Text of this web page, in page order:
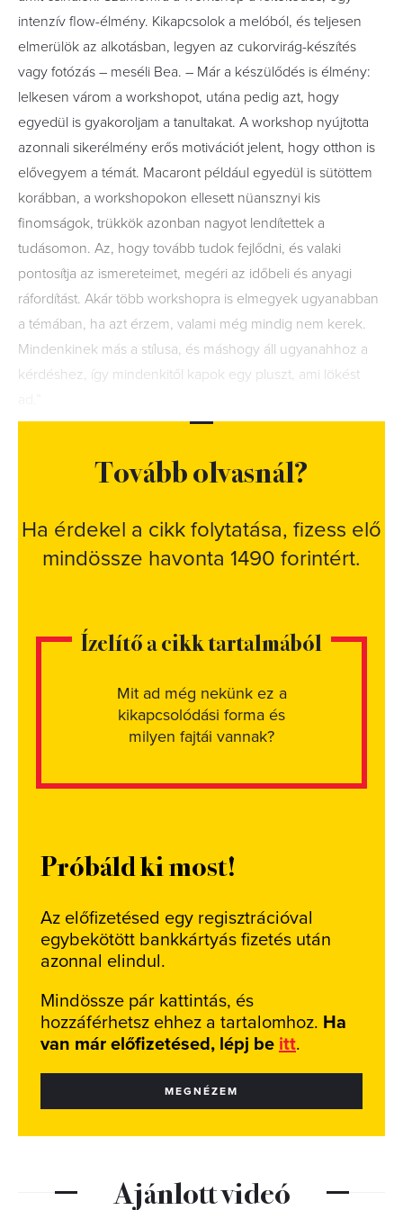
intenzív flow-élmény. Kikapcsolok a melóból, és teljesen
elmerülök az alkotásban, legyen az cukorvirág-készítés
vagy fotózás – meséli Bea. – Már a készülődés is élmény:
lelkesen várom a workshopot, utána pedig azt, hogy
egyedül is gyakoroljam a tanultakat. A workshop nyújtotta
azonnali sikerélmény erős motivációt jelent, hogy otthon is
elővegyem a témát. Macaront például egyedül is sütöttem
korábban, a workshopokon ellesett nüansznyi kis
finomságok, trükkök azonban nagyot lendítettek a
tudásomon. Az, hogy tovább tudok fejlődni, és valaki
pontosítja az ismereteimet, megéri az időbeli és anyagi
ráfordítást. Akár több workshopra is elmegyek ugyanabban
a témában, ha azt érzem, valami még mindig nem kerek.
Mindenkinek más a stílusa, és máshogy áll ugyanahhoz a
kérdéshez, így mindenkitől kapok egy pluszt, ami lökést
Tovább olvasnál?
Ha érdekel a cikk folytatása, fizess elő
mindössze havonta 1490 forintért.
Ízelítő a cikk tartalmából
Mit ad még nekünk ez a
kikapcsolódási forma és
milyen fajtái vannak?
Próbáld ki most!
Az előfizetésed egy regisztrációval
egybekötött bankkártyás fizetés után
azonnal elindul.
Mindössze pár kattintás, és
hozzáférhetsz ehhez a tartalomhoz. Ha
van már előfizetésed, lépj be itt.
MEGNÉZEM
Ajánlott videó